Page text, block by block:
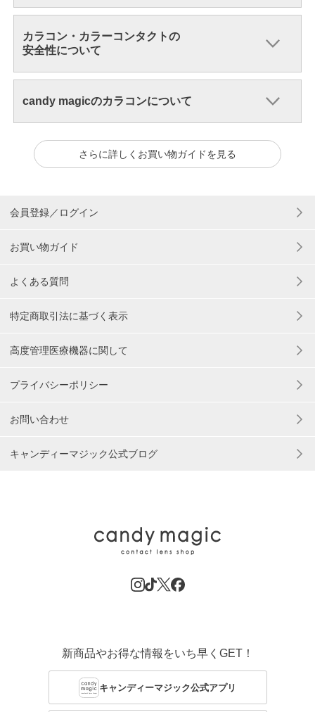
カラコン・カラーコンタクトの
安全性について
candy magicのカラコンについて
さらに詳しくお買い物ガイドを見る
会員登録／ログイン
お買い物ガイド
よくある質問
特定商取引法に基づく表示
高度管理医療機器に関して
プライバシーポリシー
お問い合わせ
キャンディーマジック公式ブログ
新商品やお得な情報をいち早くGET！
キャンディーマジック公式アプリ